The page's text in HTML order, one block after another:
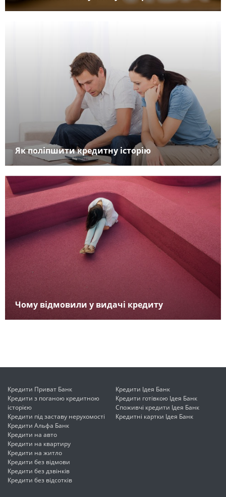
Як поліпшити кредитну історію
Чому відмовили у видачі кредиту
Кредити Приват Банк
Кредити з поганою кредитною
історією
Кредити під заставу нерухомості
Кредити Альфа Банк
Кредити на авто
Кредити на квартиру
Кредити на житло
Кредити без відмови
Кредити без дзвінків
Кредити без відсотків
Кредити Ідея Банк
Кредити готівкою Ідея Банк
Споживчі кредити Ідея Банк
Кредитні картки Ідея Банк